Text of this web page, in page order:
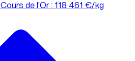
Cours de l'Or : 118 461 €/kg